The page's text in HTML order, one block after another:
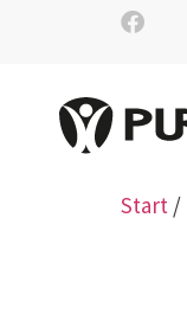
Start /